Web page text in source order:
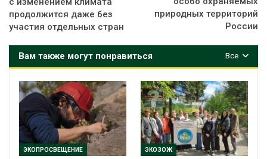
продолжится даже без
участия отдельных стран
природных территорий
России
Все
Вам также могут понравиться
ЭКОПРОСВЕЩЕНИЕ ЭКОЗОЖ